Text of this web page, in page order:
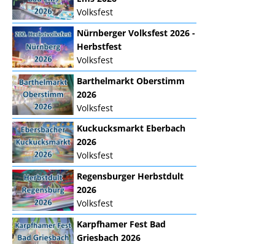
Volksfest
Nürnberger Volksfest 2026 -
Herbstfest
Volksfest
Barthelmarkt Oberstimm
2026
Volksfest
Kuckucksmarkt Eberbach
2026
Volksfest
Regensburger Herbstdult
2026
Volksfest
Karpfhamer Fest Bad
Griesbach 2026